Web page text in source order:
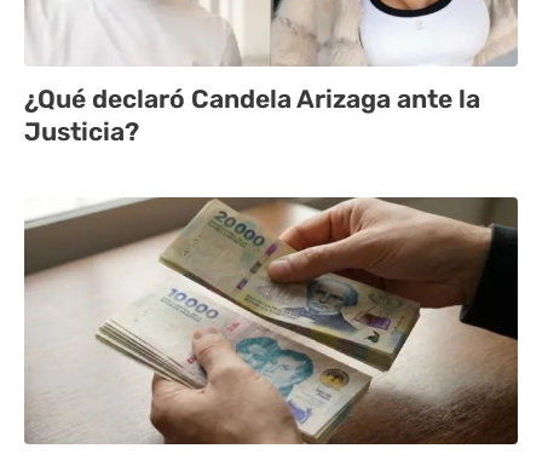
¿Qué declaró Candela Arizaga ante la
Justicia?